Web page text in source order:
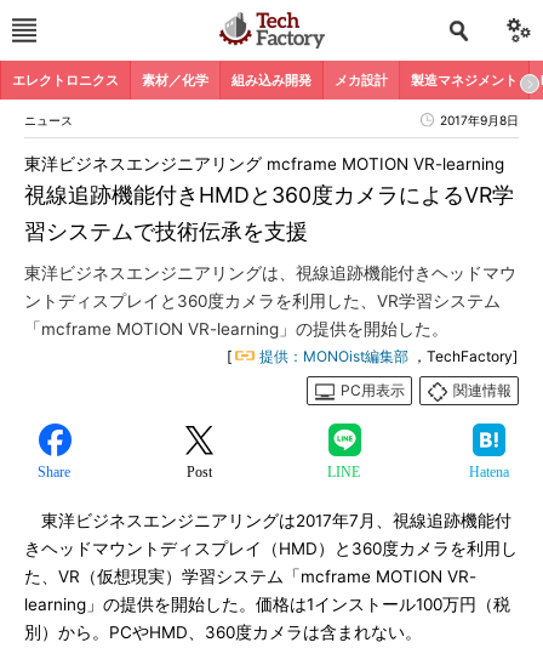
エレクトロニクス 素材／化学 組み込み開発 メカ設計 製造マネジメント
ニュース 2017年9月8日
視線追跡機能付きHMDと360度カメラによるVR学
習システムで技術伝承を支援
東洋ビジネスエンジニアリング mcframe MOTION VR-learning
東洋ビジネスエンジニアリングは、視線追跡機能付きヘッドマウ
ントディスプレイと360度カメラを利用した、VR学習システム
「mcframe MOTION VR-learning」の提供を開始した。
[ 提供：MONOist編集部 ，TechFactory]
PC用表示
関連情報
Share Post LINE Hatena
東洋ビジネスエンジニアリングは2017年7月、視線追跡機能付
きヘッドマウントディスプレイ（HMD）と360度カメラを利用し
た、VR（仮想現実）学習システム「mcframe MOTION VR-
learning」の提供を開始した。価格は1インストール100万円（税
別）から。PCやHMD、360度カメラは含まれない。